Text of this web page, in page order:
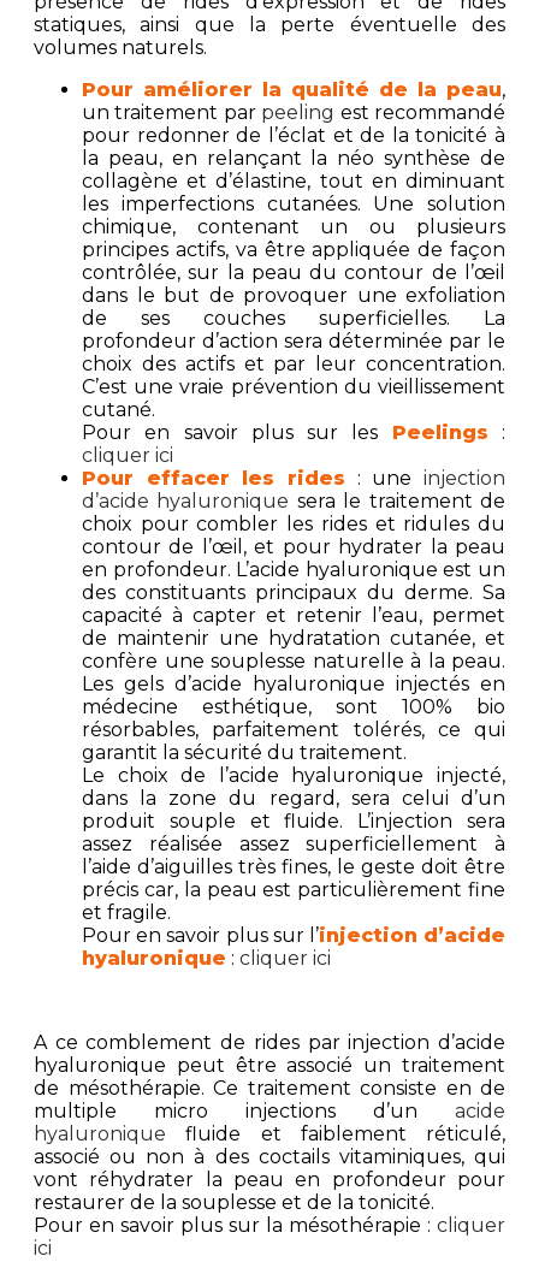
statiques, ainsi que la perte éventuelle des
volumes naturels.
Pour améliorer la qualité de la peau,
un traitement par peeling est recommandé
pour redonner de l’éclat et de la tonicité à
la peau, en relançant la néo synthèse de
collagène et d’élastine, tout en diminuant
les imperfections cutanées. Une solution
chimique, contenant un ou plusieurs
principes actifs, va être appliquée de façon
contrôlée, sur la peau du contour de l’œil
dans le but de provoquer une exfoliation
de ses couches superficielles. La
profondeur d’action sera déterminée par le
choix des actifs et par leur concentration.
C’est une vraie prévention du vieillissement
cutané.
Pour en savoir plus sur les Peelings :
cliquer ici
Pour effacer les rides : une injection
d’acide hyaluronique sera le traitement de
choix pour combler les rides et ridules du
contour de l’œil, et pour hydrater la peau
en profondeur. L’acide hyaluronique est un
des constituants principaux du derme. Sa
capacité à capter et retenir l’eau, permet
de maintenir une hydratation cutanée, et
confère une souplesse naturelle à la peau.
Les gels d’acide hyaluronique injectés en
médecine esthétique, sont 100% bio
résorbables, parfaitement tolérés, ce qui
garantit la sécurité du traitement.
Le choix de l’acide hyaluronique injecté,
dans la zone du regard, sera celui d’un
produit souple et fluide. L’injection sera
assez réalisée assez superficiellement à
l’aide d’aiguilles très fines, le geste doit être
précis car, la peau est particulièrement fine
et fragile.
Pour en savoir plus sur l’injection d’acide
hyaluronique : cliquer ici
A ce comblement de rides par injection d’acide
hyaluronique peut être associé un traitement
de mésothérapie. Ce traitement consiste en de
multiple micro injections d’un acide
hyaluronique fluide et faiblement réticulé,
associé ou non à des coctails vitaminiques, qui
vont réhydrater la peau en profondeur pour
restaurer de la souplesse et de la tonicité.
Pour en savoir plus sur la mésothérapie : cliquer
ici